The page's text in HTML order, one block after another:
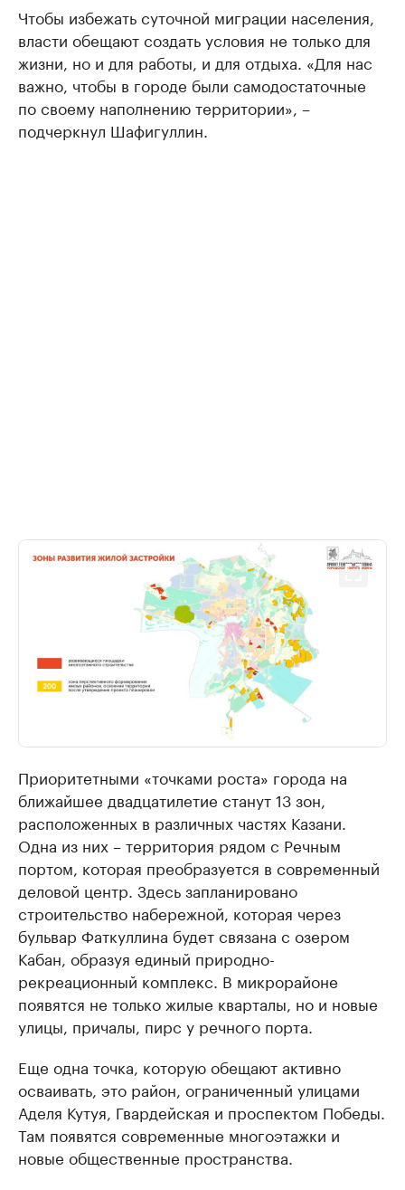
Чтобы избежать суточной миграции населения,
власти обещают создать условия не только для
жизни, но и для работы, и для отдыха. «Для нас
важно, чтобы в городе были самодостаточные
по своему наполнению территории», –
подчеркнул Шафигуллин.
Приоритетными «точками роста» города на
ближайшее двадцатилетие станут 13 зон,
расположенных в различных частях Казани.
Одна из них – территория рядом с Речным
портом, которая преобразуется в современный
деловой центр. Здесь запланировано
строительство набережной, которая через
бульвар Фаткуллина будет связана с озером
Кабан, образуя единый природно-
рекреационный комплекс. В микрорайоне
появятся не только жилые кварталы, но и новые
улицы, причалы, пирс у речного порта.
Еще одна точка, которую обещают активно
осваивать, это район, ограниченный улицами
Аделя Кутуя, Гвардейская и проспектом Победы.
Там появятся современные многоэтажки и
новые общественные пространства.